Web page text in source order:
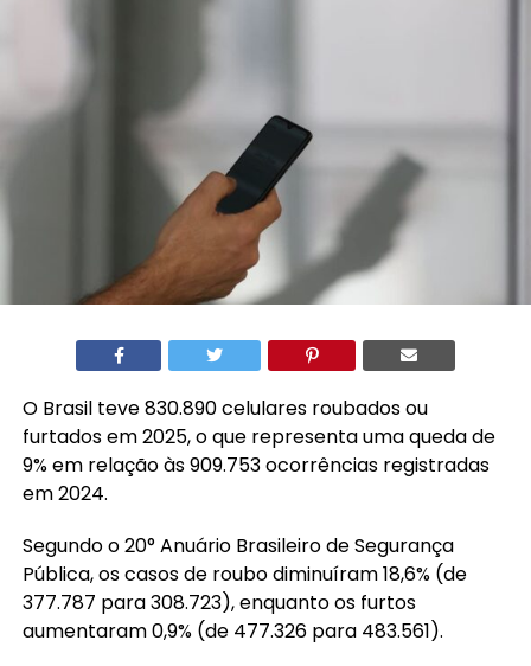
O Brasil teve 830.890 celulares roubados ou
furtados em 2025, o que representa uma queda de
9% em relação às 909.753 ocorrências registradas
em 2024.
Segundo o 20° Anuário Brasileiro de Segurança
Pública, os casos de roubo diminuíram 18,6% (de
377.787 para 308.723), enquanto os furtos
aumentaram 0,9% (de 477.326 para 483.561).